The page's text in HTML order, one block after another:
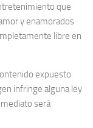
que
y enamorados
libre en
expuesto
infringe alguna ley
será